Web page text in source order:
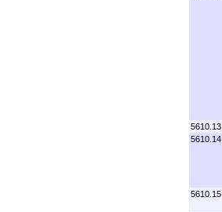
5610.13
5610.14
5610.15